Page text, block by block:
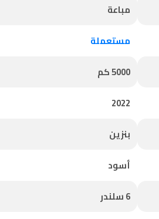
مباعة
مستعملة
5000 كم
2022
بنزين
أسود
6 سلندر